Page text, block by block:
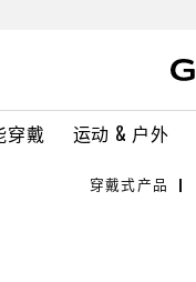
穿戴 运动 & 户外
穿戴式产品